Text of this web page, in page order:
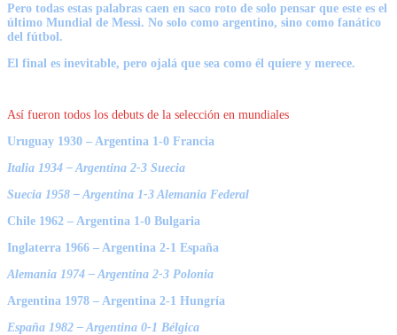
Pero todas estas palabras caen en saco roto de solo pensar que este es el
último Mundial de Messi. No solo como argentino, sino como fanático
del fútbol.
El final es inevitable, pero ojalá que sea como él quiere y merece.
Así fueron todos los debuts de la selección en mundiales
Uruguay 1930 – Argentina 1-0 Francia
Italia 1934 – Argentina 2-3 Suecia
Suecia 1958 – Argentina 1-3 Alemania Federal
Chile 1962 – Argentina 1-0 Bulgaria
Inglaterra 1966 – Argentina 2-1 España
Alemania 1974 – Argentina 2-3 Polonia
Argentina 1978 – Argentina 2-1 Hungría
España 1982 – Argentina 0-1 Bélgica